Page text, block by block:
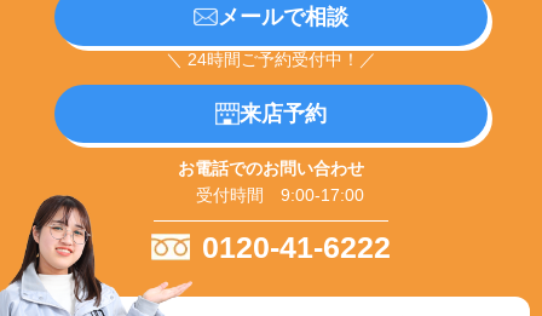
メールで相談
＼ 24時間ご予約受付中！／
来店予約
お電話でのお問い合わせ
受付時間 9:00-17:00
0120-41-6222